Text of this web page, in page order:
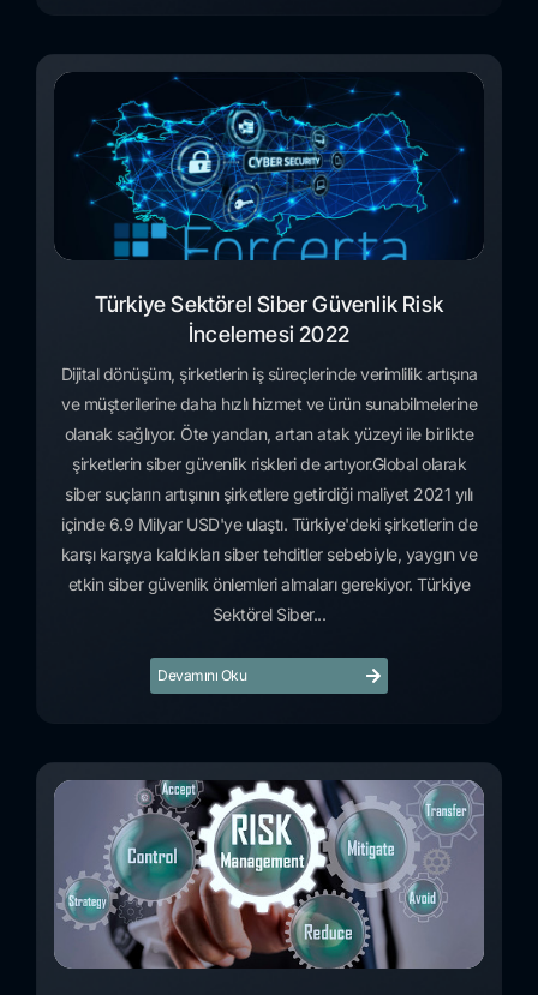
Türkiye Sektörel Siber Güvenlik Risk
İncelemesi 2022
Dijital dönüşüm, şirketlerin iş süreçlerinde verimlilik artışına
ve müşterilerine daha hızlı hizmet ve ürün sunabilmelerine
olanak sağlıyor. Öte yandan, artan atak yüzeyi ile birlikte
şirketlerin siber güvenlik riskleri de artıyor.Global olarak
siber suçların artışının şirketlere getirdiği maliyet 2021 yılı
içinde 6.9 Milyar USD'ye ulaştı. Türkiye'deki şirketlerin de
karşı karşıya kaldıkları siber tehditler sebebiyle, yaygın ve
etkin siber güvenlik önlemleri almaları gerekiyor. Türkiye
Sektörel Siber...
Devamını Oku